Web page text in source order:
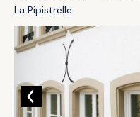
La Pipistrelle